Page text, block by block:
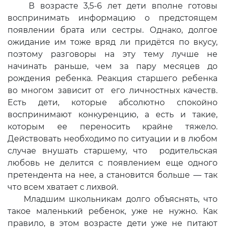
В возрасте 3,5-6 лет дети вполне готовы
воспринимать информацию о предстоящем
появлении брата или сестры. Однако, долгое
ожидание им тоже вряд ли придётся по вкусу,
поэтому разговоры на эту тему лучше не
начинать раньше, чем за пару месяцев до
рождения ребенка. Реакция старшего ребенка
во многом зависит от его личностных качеств.
Есть дети, которые абсолютно спокойно
воспринимают конкуренцию, а есть и такие,
которым ее переносить крайне тяжело.
Действовать необходимо по ситуации и в любом
случае внушать старшему, что родительская
любовь не делится с появлением еще одного
претендента на нее, а становится больше — так
что всем хватает с лихвой.
Младшим школьникам долго объяснять, что
такое маленький ребенок, уже не нужно. Как
правило, в этом возрасте дети уже не питают